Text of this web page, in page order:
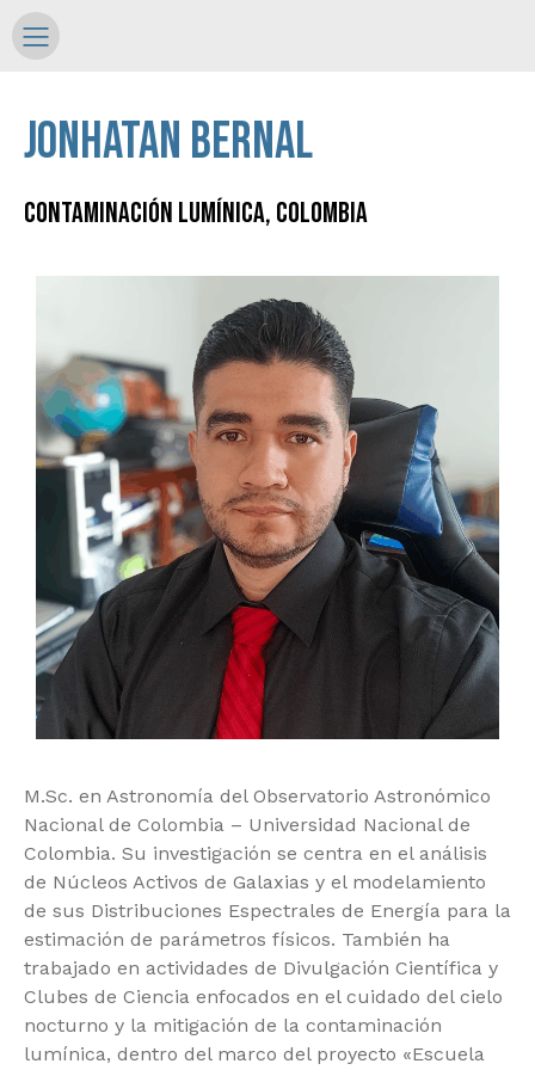
Jonhatan Bernal
Contaminación lumínica, Colombia
M.Sc. en Astronomía del Observatorio Astronómico
Nacional de Colombia – Universidad Nacional de
Colombia. Su investigación se centra en el análisis
de Núcleos Activos de Galaxias y el modelamiento
de sus Distribuciones Espectrales de Energía para la
estimación de parámetros físicos. También ha
trabajado en actividades de Divulgación Científica y
Clubes de Ciencia enfocados en el cuidado del cielo
nocturno y la mitigación de la contaminación
lumínica, dentro del marco del proyecto «Escuela